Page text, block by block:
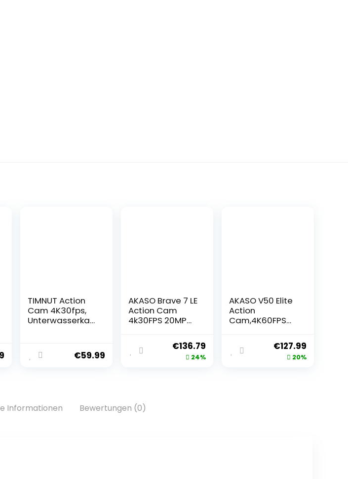
TIMNUT Action
Cam 4K30fps,
Unterwasserka
HD 170°FOV mit
EIS Helmkamera,
Karte und
€59.99
AKASO Brave 7 LE
Action Cam
4k30FPS 20MP
Speicherkarte
Unterwasserka
mera IPX7
m Sportkamera
€136.79
24%
AKASO V50 Elite
Action
Cam,4K60FPS
Unterwasserka
mera mit 64GB
U3
€127.99
20%
Informationen Bewertungen (0)